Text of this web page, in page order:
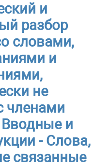
и
разбор
словами,
и
не
членами
и
- Слова,
связанные